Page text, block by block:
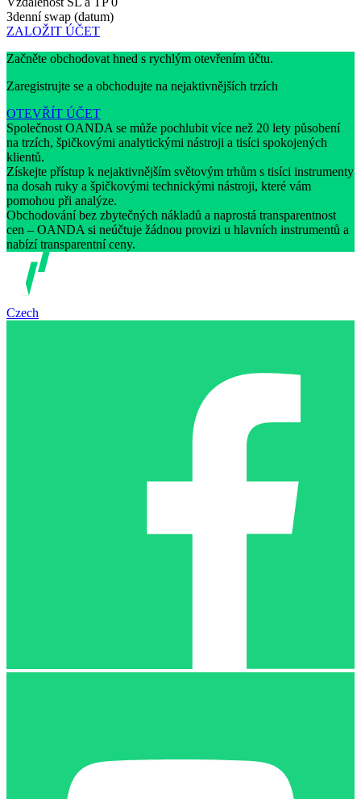
3denní swap (datum)
ZALOŽIT ÚČET
Začněte obchodovat hned s rychlým otevřením účtu.
Zaregistrujte se a obchodujte na nejaktivnějších trzích
OTEVŘÍT ÚČET
Společnost OANDA se může pochlubit více než 20 lety působení
na trzích, špičkovými analytickými nástroji a tisíci spokojených
klientů.
Získejte přístup k nejaktivnějším světovým trhům s tisíci instrumenty
na dosah ruky a špičkovými technickými nástroji, které vám
pomohou při analýze.
Obchodování bez zbytečných nákladů a naprostá transparentnost
cen – OANDA si neúčtuje žádnou provizi u hlavních instrumentů a
nabízí transparentní ceny.
Czech